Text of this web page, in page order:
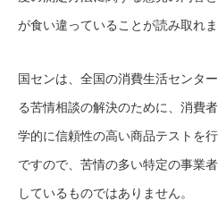
が食い違っていることが読み取れま
国センは、全国の消費生活センタ
る苦情相談の解決のために、消費
学的に信頼性の高い商品テストを行
ですので、苦情の多い特定の事業
しているものではありません。